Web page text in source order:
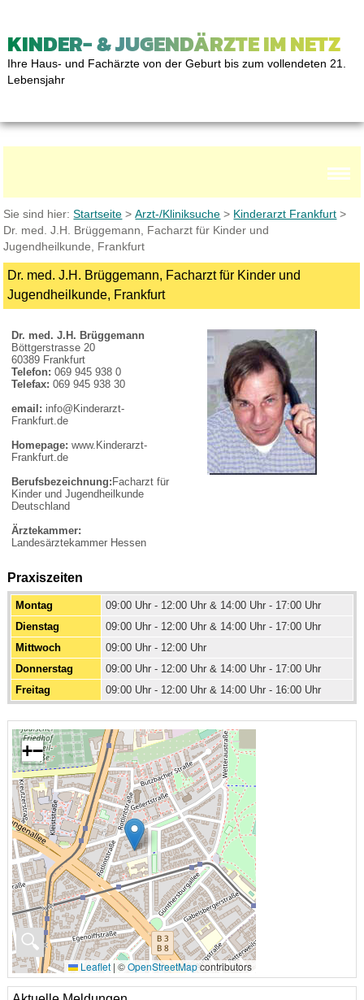
KINDER- & JUGENDÄRZTE IM NETZ
Ihre Haus- und Fachärzte von der Geburt bis zum vollendeten 21.
Lebensjahr
Sie sind hier:Startseite >Arzt-/Kliniksuche > Kinderarzt Frankfurt >
Dr. med. J.H. Brüggemann, Facharzt für Kinder und
Jugendheilkunde, Frankfurt
Dr. med. J.H. Brüggemann, Facharzt für Kinder und
Jugendheilkunde, Frankfurt
Dr. med. J.H. Brüggemann
Böttgerstrasse 20
60389 Frankfurt
Telefon: 069 945 938 0
Telefax: 069 945 938 30
email: info@Kinderarzt-
Frankfurt.de
Homepage: www.Kinderarzt-
Frankfurt.de
Berufsbezeichnung: Facharzt für
Kinder und Jugendheilkunde
Deutschland
Ärztekammer:
Landesärztekammer Hessen
Praxiszeiten
Montag
09:00 Uhr - 12:00 Uhr & 14:00 Uhr - 17:00 Uhr
Dienstag
09:00 Uhr - 12:00 Uhr & 14:00 Uhr - 17:00 Uhr
Mittwoch
09:00 Uhr - 12:00 Uhr
Donnerstag
09:00 Uhr - 12:00 Uhr & 14:00 Uhr - 17:00 Uhr
Freitag
09:00 Uhr - 12:00 Uhr & 14:00 Uhr - 16:00 Uhr
🔍
+−
Leaflet | ©OpenStreetMapcontributors